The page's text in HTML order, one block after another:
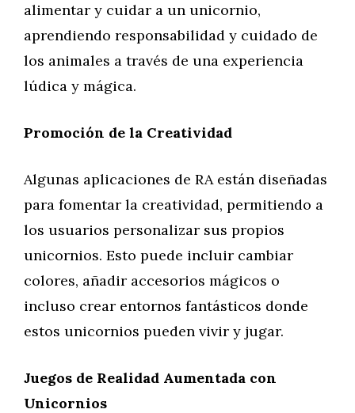
alimentar y cuidar a un unicornio,
aprendiendo responsabilidad y cuidado de
los animales a través de una experiencia
lúdica y mágica.
Promoción de la Creatividad
Algunas aplicaciones de RA están diseñadas
para fomentar la creatividad, permitiendo a
los usuarios personalizar sus propios
unicornios. Esto puede incluir cambiar
colores, añadir accesorios mágicos o
incluso crear entornos fantásticos donde
estos unicornios pueden vivir y jugar.
Juegos de Realidad Aumentada con
Unicornios